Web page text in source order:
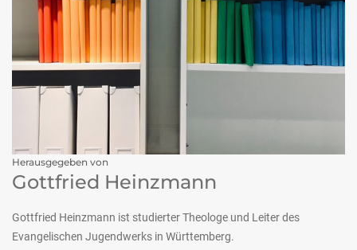
Herausgegeben von
Gottfried Heinzmann
Gottfried Heinzmann ist studierter Theologe und Leiter des
Evangelischen Jugendwerks in Württemberg.